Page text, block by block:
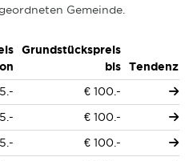
Gemeinde.
Grundstückspreis
bis
Tendenz
€ 100.-
€ 100.-
€ 100.-